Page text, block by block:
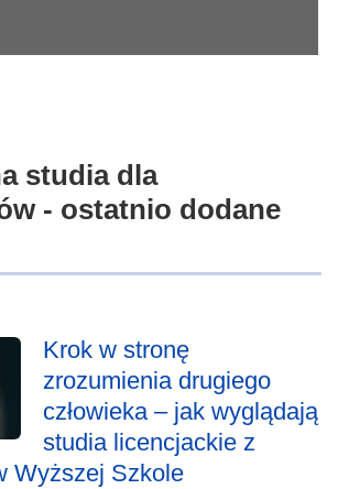
studia dla
- ostatnio dodane
Krok w stronę
zrozumienia drugiego
człowieka – jak wyglądają
studia licencjackie z
Wyższej Szkole